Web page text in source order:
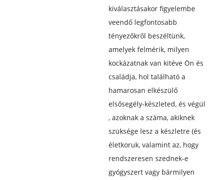
kiválasztásakor figyelembe
veendő legfontosabb
tényezőkről beszéltünk,
amelyek felmérik, milyen
kockázatnak van kitéve Ön és
családja, hol található a
hamarosan elkészülő
elsősegély-készleted, és végül
, azoknak a száma, akiknek
szüksége lesz a készletre (és
életkoruk, valamint az, hogy
rendszeresen szednek-e
gyógyszert vagy bármilyen